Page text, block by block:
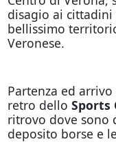
disagio ai cittadini
bellissimo
Veronese.
Partenza ed
retro dello Sports
ritrovo dove sono
deposito borse e